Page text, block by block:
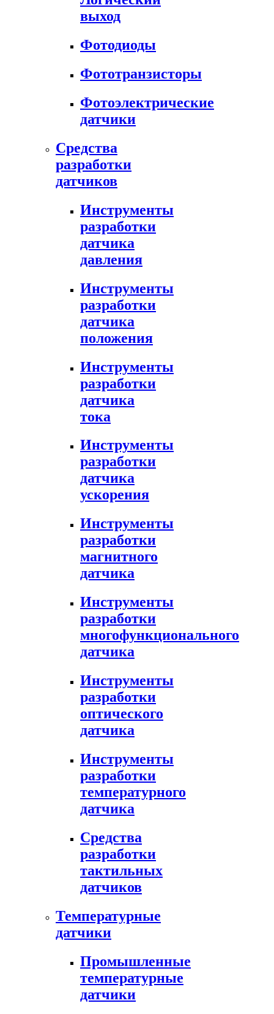
выход
Фотодиоды
Фототранзисторы
Фотоэлектрические
датчики
Средства
разработки
датчиков
Инструменты
разработки
датчика
давления
Инструменты
разработки
датчика
положения
Инструменты
разработки
датчика
тока
Инструменты
разработки
датчика
ускорения
Инструменты
разработки
магнитного
датчика
Инструменты
разработки
многофункционального
датчика
Инструменты
разработки
оптического
датчика
Инструменты
разработки
температурного
датчика
Средства
разработки
тактильных
датчиков
Температурные
датчики
Промышленные
температурные
датчики